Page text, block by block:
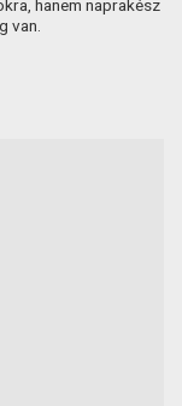
hanem naprakész
van.